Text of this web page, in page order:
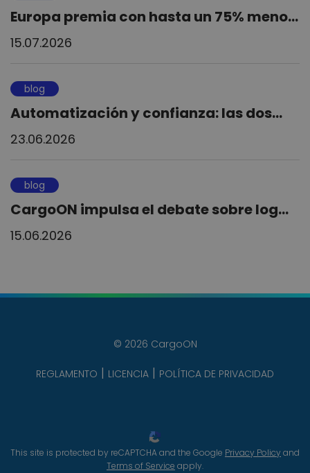
Europa premia con hasta un 75% meno...
15.07.2026
blog
Automatización y confianza: las dos...
23.06.2026
blog
CargoON impulsa el debate sobre log...
15.06.2026
© 2026 CargoON
REGLAMENTO LICENCIA POLÍTICA DE PRIVACIDAD
This site is protected by reCAPTCHA and the Google Privacy Policy and
Terms of Service apply.